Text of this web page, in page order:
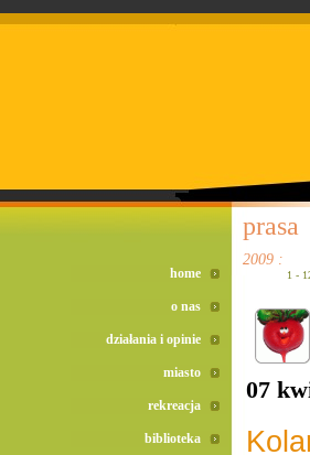
prasa
2009 :
1 -
07
home
o nas
działania i opinie
miasto
rekreacja
biblioteka